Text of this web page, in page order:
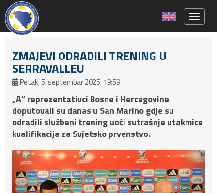
ZMAJEVI ODRADILI TRENING U
SERRAVALLEU
Petak, 5. septembar 2025. 19:59
„A“ reprezentativci Bosne i Hercegovine
doputovali su danas u San Marino gdje su
odradili službeni trening uoči sutrašnje utakmice
kvalifikacija za Svjetsko prvenstvo.